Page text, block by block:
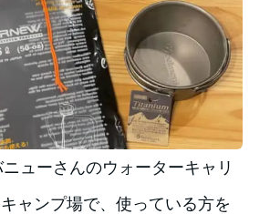
ューさんのウォーターキャリ
ャンプ場で、使っている方を